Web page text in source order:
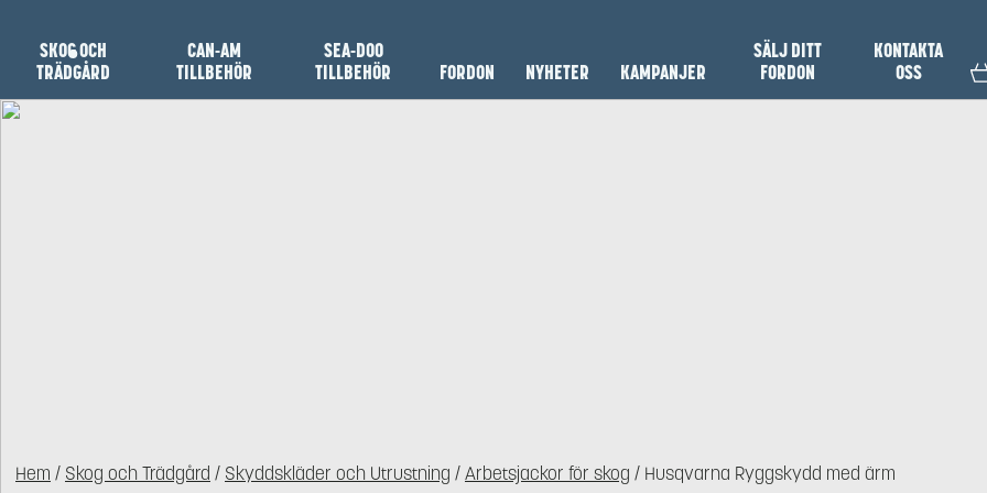
SKOG OCH
TRÄDGÅRD
CAN-AM
TILLBEHÖR
SEA-DOO
TILLBEHÖR
FORDON NYHETER KAMPANJER
SÄLJ DITT
FORDON
KONTAKTA
OSS
Hem / Skog och Trädgård / Skyddskläder och Utrustning /Arbetsjackor för skog / Husqvarna Ryggskydd med ärm